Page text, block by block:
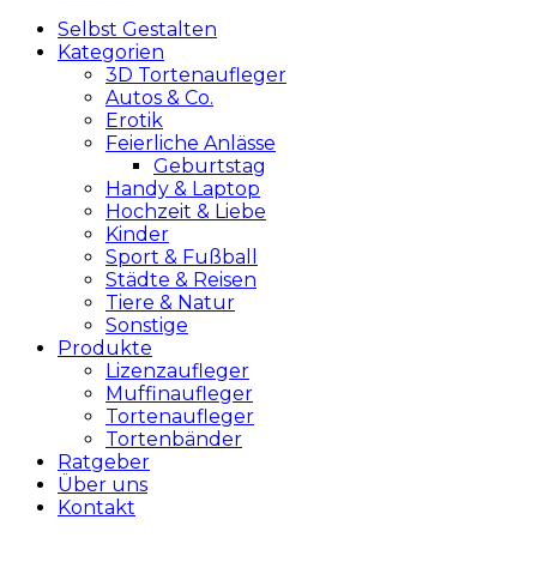
Selbst Gestalten
Kategorien
3D Tortenaufleger
Autos & Co.
Erotik
Feierliche Anlässe
Geburtstag
Handy & Laptop
Hochzeit & Liebe
Kinder
Sport & Fußball
Städte & Reisen
Tiere & Natur
Sonstige
Produkte
Lizenzaufleger
Muffinaufleger
Tortenaufleger
Tortenbänder
Ratgeber
Über uns
Kontakt